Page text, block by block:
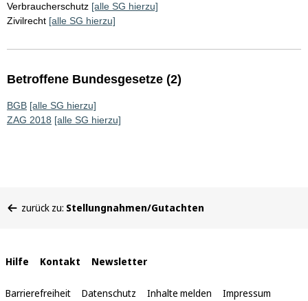
Verbraucherschutz [alle SG hierzu]
Zivilrecht [alle SG hierzu]
Betroffene Bundesgesetze (2)
BGB [alle SG hierzu]
ZAG 2018 [alle SG hierzu]
befinden
zurück zu: Stellungnahmen/Gutachten
Interne
Links
Hilfe Kontakt Newsletter
Barrierefreiheit Datenschutz Inhalte melden Impressum